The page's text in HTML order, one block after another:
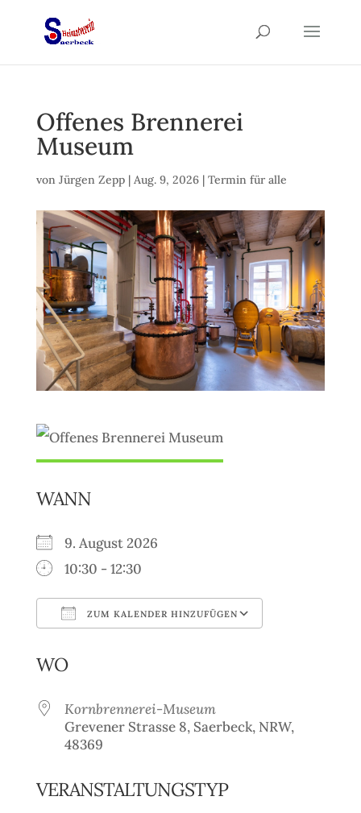
Offenes Brennerei
Museum
von Jürgen Zepp| Aug. 9, 2026| Termin für alle
WANN
9. August 2026
10:30 - 12:30
ZUM KALENDER HINZUFÜGEN
WO
Kornbrennerei-Museum
Grevener Strasse 8, Saerbeck, NRW,
48369
VERANSTALTUNGSTYP